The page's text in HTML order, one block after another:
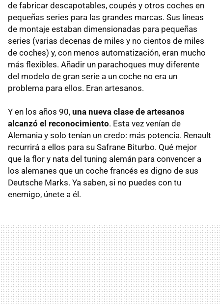
de fabricar descapotables, coupés y otros coches en
pequeñas series para las grandes marcas. Sus líneas
de montaje estaban dimensionadas para pequeñas
series (varias decenas de miles y no cientos de miles
de coches) y, con menos automatización, eran mucho
más flexibles. Añadir un parachoques muy diferente
del modelo de gran serie a un coche no era un
problema para ellos. Eran artesanos.
Y en los años 90, una nueva clase de artesanos
alcanzó el reconocimiento. Esta vez venían de
Alemania y solo tenían un credo: más potencia. Renault
recurrirá a ellos para su Safrane Biturbo. Qué mejor
que la flor y nata del tuning alemán para convencer a
los alemanes que un coche francés es digno de sus
Deutsche Marks. Ya saben, si no puedes con tu
enemigo, únete a él.